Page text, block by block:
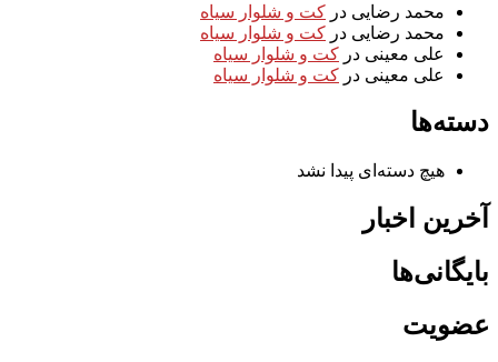
محمد رضایی در کت و شلوار سیاه
محمد رضایی در کت و شلوار سیاه
علی معینی در کت و شلوار سیاه
علی معینی در کت و شلوار سیاه
دسته‌ها
هیچ دسته‌ای پیدا نشد
آخرین اخبار
بایگانی‌ها
عضویت